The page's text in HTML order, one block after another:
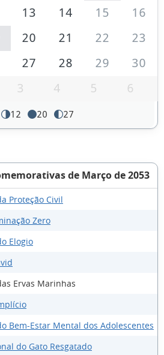
13 14 15
16
20 21 22
23
27 28 29
30
3 4 5 6
12 20 27
de Março de 2053
Proteção Civil
Zero
Elogio
Ervas Marinhas
Bem-Estar Mental dos Adolescentes
do Gato Resgatado